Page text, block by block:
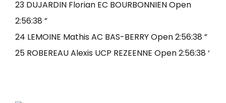
23 DUJARDIN Florian EC BOURBONNIEN Open
2:56:38 ”
24 LEMOINE Mathis AC BAS-BERRY Open 2:56:38 ”
25 ROBEREAU Alexis UCP REZEENNE Open 2:56:38 ‘